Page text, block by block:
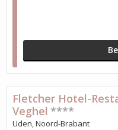
Fletcher Hotel-
Veghel ****
Uden, Noord-Brabant